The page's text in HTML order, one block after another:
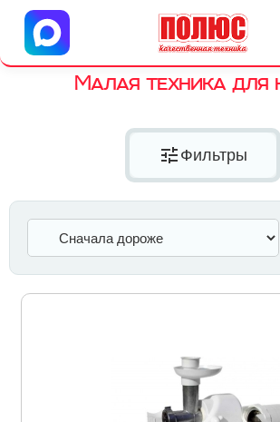
Центр бытовой техники
г. Ульяновск, ул. Пушкарева,
Малая техника для
tune Фильтры